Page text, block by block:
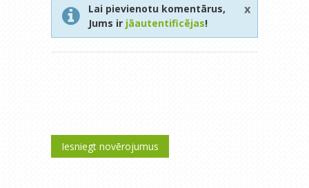
Lai pievienotu komentārus,
Jums ir jāautentificējas!
x
Iesniegt novērojumus